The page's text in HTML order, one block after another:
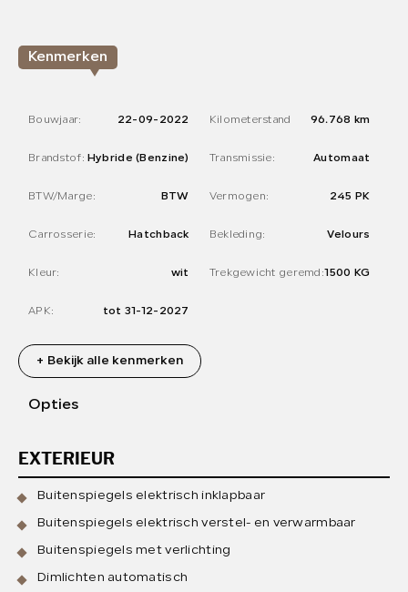
Kenmerken
Bouwjaar: 22-09-2022 Kilometerstand 96.768 km
Brandstof: Hybride (Benzine) Transmissie: Automaat
BTW/Marge: BTW Vermogen: 245 PK
Carrosserie: Hatchback Bekleding: Velours
Kleur: wit Trekgewicht geremd:1500 KG
APK: tot 31-12-2027
+ Bekijk alle kenmerken
Opties
EXTERIEUR
Buitenspiegels elektrisch inklapbaar
Buitenspiegels elektrisch verstel- en verwarmbaar
Buitenspiegels met verlichting
Dimlichten automatisch